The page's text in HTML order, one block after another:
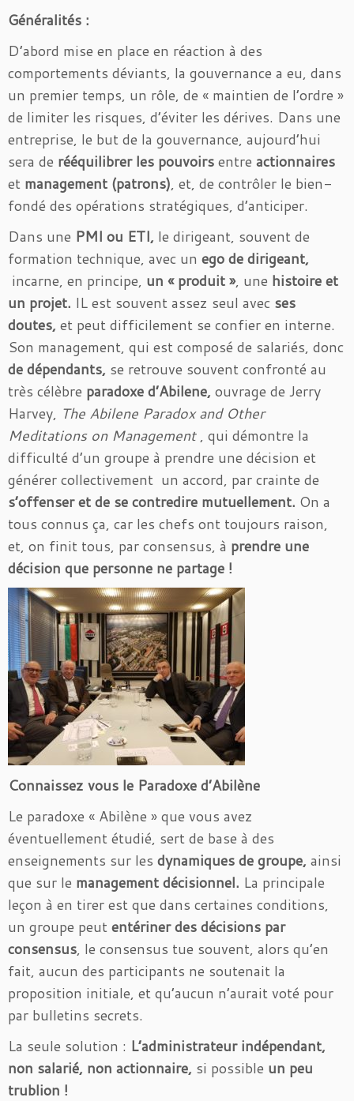
Généralités :
D’abord mise en place en réaction à des
comportements déviants, la gouvernance a eu, dans
un premier temps, un rôle, de « maintien de l’ordre »
de limiter les risques, d’éviter les dérives. Dans une
entreprise, le but de la gouvernance, aujourd’hui
sera de rééquilibrer les pouvoirsentre actionnaires
et management (patrons), et, de contrôler le bien-
fondé des opérations stratégiques, d’anticiper.
Dans une PMI ou ETI, le dirigeant, souvent de
formation technique, avec un ego de dirigeant,
incarne, en principe, un « produit », une histoire et
un projet. IL est souvent assez seul avec ses
doutes, et peut difficilement se confier en interne.
Son management, qui est composé de salariés, donc
de dépendants, se retrouve souvent confronté au
très célèbre paradoxe d’Abilene, ouvrage de Jerry
Harvey, The Abilene Paradox and Other
Meditations on Management, qui démontre la
difficulté d’un groupe à prendre une décision et
générer collectivement un accord, par crainte de
s’offenser et de se contredire mutuellement. On a
tous connus ça, car les chefs ont toujours raison,
et, on finit tous, par consensus, à prendre une
décision que personne ne partage !
Connaissez vous le Paradoxe d’Abilène
Le paradoxe « Abilène » que vous avez
éventuellement étudié, sert de base à des
enseignements sur les dynamiques de groupe, ainsi
que sur le management décisionnel. La principale
leçon à en tirer est que dans certaines conditions,
un groupe peutentériner des décisions par
consensus, le consensus tue souvent, alors qu’en
fait, aucun des participants ne soutenait la
proposition initiale, et qu’aucun n’aurait voté pour
par bulletins secrets.
La seule solution : L’administrateur indépendant,
non salarié, non actionnaire, si possible un peu
trublion !